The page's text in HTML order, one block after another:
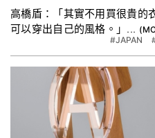
高橋盾：「其實不用買很貴的
可以穿出自己的風格。」...
#JAPAN